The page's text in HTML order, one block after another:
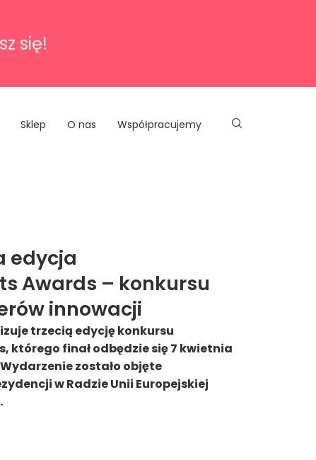
się!
Sklep O nas Współpracujemy
edycja
Awards – konkursu
innowacji
trzecią edycję konkursu
którego finał odbędzie się 7 kwietnia
zostało objęte
w Radzie Unii Europejskiej